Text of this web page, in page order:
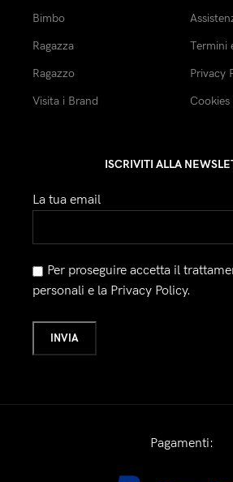
Bimbo
Ragazza
Ragazzo
Visita i Brand
Termini
Privacy
Cookies
ISCRIVITI ALLA
La tua email
Per proseguire accetta il
personali e la Privacy Policy.
Pagamenti: